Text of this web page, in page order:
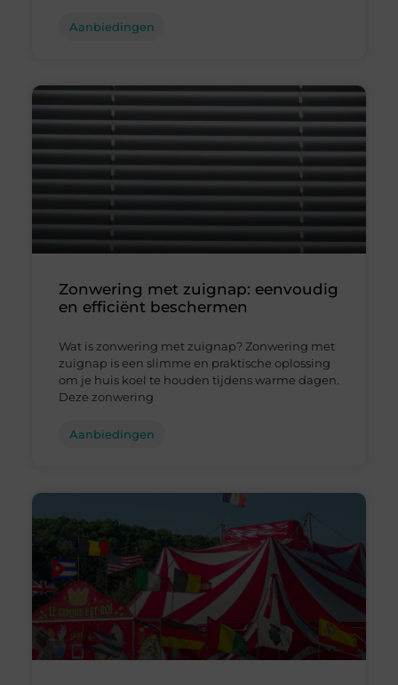
Aanbiedingen
Zonwering met zuignap: eenvoudig
en efficiënt beschermen
Wat is zonwering met zuignap? Zonwering met
zuignap is een slimme en praktische oplossing
om je huis koel te houden tijdens warme dagen.
Deze zonwering
Aanbiedingen